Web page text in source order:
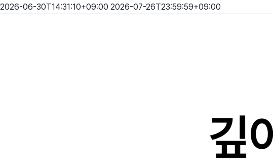
2026-06-30T14:31:10+09:00 2026-07-26T23:59:59+09:00